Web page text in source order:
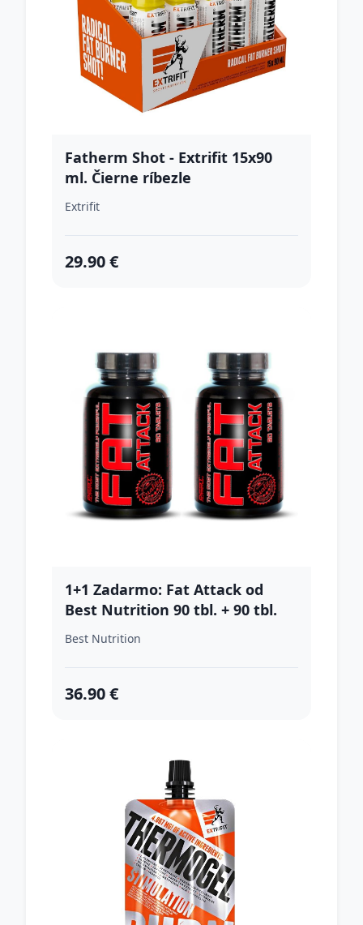
Fatherm Shot - Extrifit 15x90
ml. Čierne ríbezle
Extrifit
29.90 €
1+1 Zadarmo: Fat Attack od
Best Nutrition 90 tbl. + 90 tbl.
Best Nutrition
36.90 €